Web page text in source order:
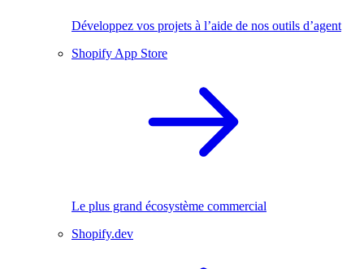
Développez vos projets à l’aide de nos outils d’agent
Shopify App Store
Le plus grand écosystème commercial
Shopify.dev